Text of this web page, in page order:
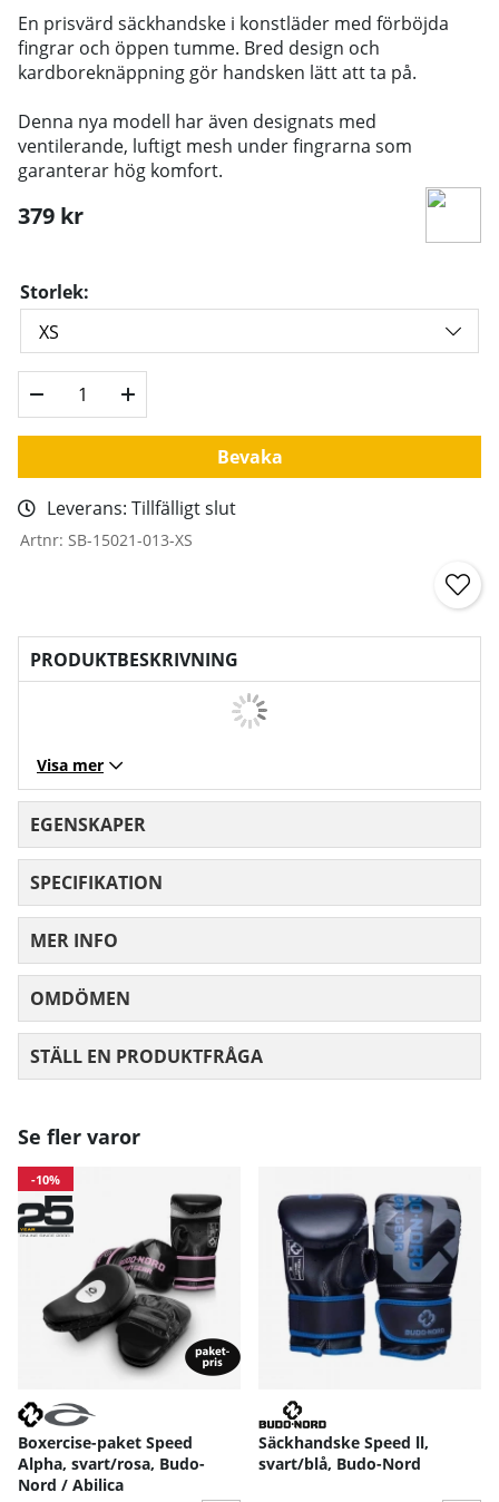
En prisvärd säckhandske i konstläder med förböjda
fingrar och öppen tumme. Bred design och
kardboreknäppning gör handsken lätt att ta på.
Denna nya modell har även designats med
ventilerande, luftigt mesh under fingrarna som
garanterar hög komfort.
379 kr
Storlek:
Bevaka
Leverans: Tillfälligt slut
Artnr: SB-15021-013-XS
PRODUKTBESKRIVNING
Visa mer
EGENSKAPER
SPECIFIKATION
MER INFO
OMDÖMEN
STÄLL EN PRODUKTFRÅGA
Se fler varor
-10%
Boxercise-paket Speed
Alpha, svart/rosa, Budo-
Nord / Abilica
Säckhandske Speed ll,
svart/blå, Budo-Nord